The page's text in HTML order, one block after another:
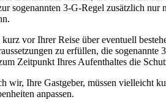
sogenannten 3-G-Regel zusätzlich
vor Ihrer Reise über eventuell
zu erfüllen, die
Zeitpunkt Ihres Aufenthaltes die
Ihre Gastgeber, müssen vielleicht
anpassen.